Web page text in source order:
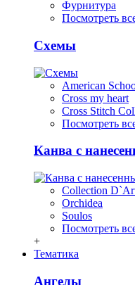
Фурнитура
Посмотреть
Схемы
American
Cross my heart
Cross Stitch
Посмотреть
Канва с
Collection
Orchidea
Soulos
Посмотреть
+
Тематика
Ангелы